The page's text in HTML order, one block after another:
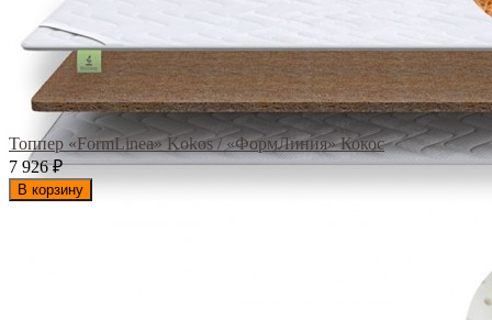
Топпер «FormLinea» Kokos / «ФормЛиния» Кокос
7 926₽
В корзину